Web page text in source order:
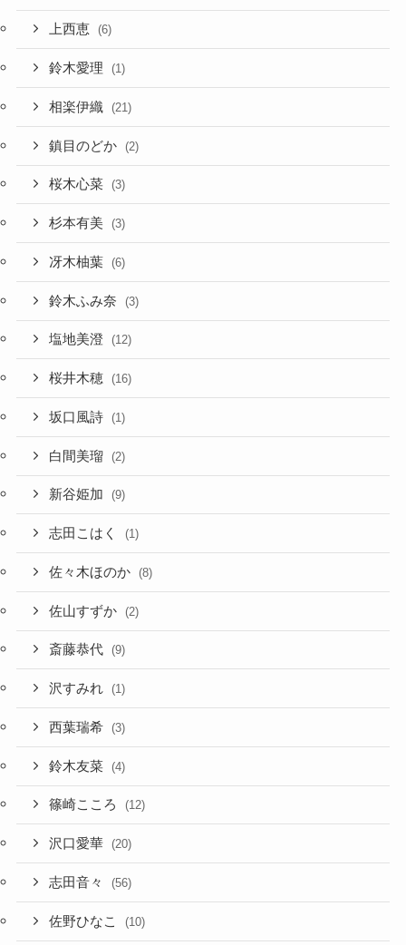
上西恵 (6)
鈴木愛理 (1)
相楽伊織 (21)
鎮目のどか (2)
桜木心菜 (3)
杉本有美 (3)
冴木柚葉 (6)
鈴木ふみ奈 (3)
塩地美澄 (12)
桜井木穂 (16)
坂口風詩 (1)
白間美瑠 (2)
新谷姫加 (9)
志田こはく (1)
佐々木ほのか (8)
佐山すずか (2)
斎藤恭代 (9)
沢すみれ (1)
西葉瑞希 (3)
鈴木友菜 (4)
篠崎こころ (12)
沢口愛華 (20)
志田音々 (56)
佐野ひなこ (10)